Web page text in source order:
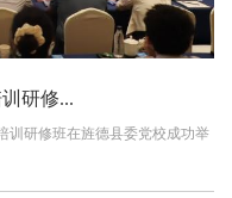
研修...
训研修班在旌德县委党校成功举